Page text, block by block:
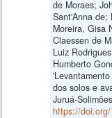
de Moraes;
Sant'Anna de;
Moreira, Gisa
Claessen de
Luiz
Humberto
dos solos e
Juruá-
https://